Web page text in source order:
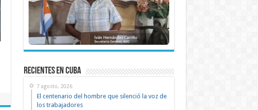
recientes en cuba
7 agosto, 2026
El centenario del hombre que silenció la voz de
los trabajadores